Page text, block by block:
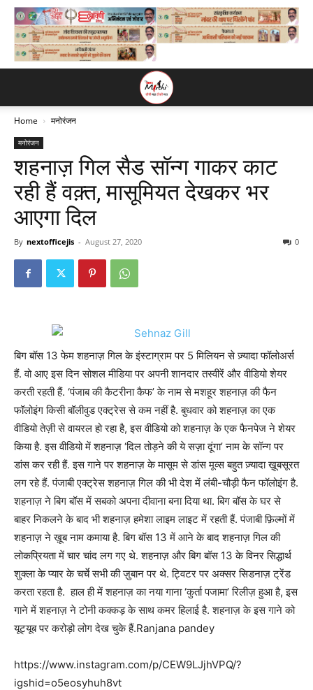
Home मनोरंजन
मनोरंजन
शहनाज़ गिल सैड सॉन्ग गाकर काट
रही हैं वक़्त, मासूमियत देखकर भर
आएगा दिल
By nextofficejis - August 27, 2020 0
बिग बॉस 13 फेम शहनाज़ गिल के इंस्टाग्राम पर 5 मिलियन से ज़्यादा फॉलोअर्स
हैं. वो आए इस दिन सोशल मीडिया पर अपनी शानदार तस्वीरें और वीडियो शेयर
करती रहती हैं. ‘पंजाब की कैटरीना कैफ’ के नाम से मशहूर शहनाज़ की फैन
फॉलोइंग किसी बॉलीवुड एक्ट्रेस से कम नहीं है. बुधवार को शहनाज़ का एक
वीडियो तेज़ी से वायरल हो रहा है, इस वीडियो को शहनाज़ के एक फैनपेज ने शेयर
किया है. इस वीडियो में शहनाज़ ‘दिल तोड़ने की ये सज़ा दूंगा’ नाम के सॉन्ग पर
डांस कर रही हैं. इस गाने पर शहनाज़ के मासूम से डांस मूव्स बहुत ज़्यादा ख़ूबसूरत
लग रहे हैं. पंजाबी एक्ट्रेस शहनाज़ गिल की भी देश में लंबी-चौड़ी फैन फॉलोइंग है.
शहनाज़ ने बिग बॉस में सबको अपना दीवाना बना दिया था. बिग बॉस के घर से
बाहर निकलने के बाद भी शहनाज़ हमेशा लाइम लाइट में रहती हैं. पंजाबी फ़िल्मों में
शहनाज़ ने ख़ूब नाम कमाया है. बिग बॉस 13 में आने के बाद शहनाज़ गिल की
लोकप्रियता में चार चांद लग गए थे. शहनाज़ और बिग बॉस 13 के विनर सिद्धार्थ
शुक्ला के प्यार के चर्चे सभी की ज़ुबान पर थे. ट्विटर पर अक्सर सिडनाज़ ट्रेंड
करता रहता है. हाल ही में शहनाज़ का नया गाना ‘कुर्ता पजामा’ रिलीज़ हुआ है, इस
गाने में शहनाज़ ने टोनी कक्कड़ के साथ कमर हिलाई है. शहनाज़ के इस गाने को
यूट्यूब पर करोड़ो लोग देख चुके हैं.Ranjana pandey
https://www.instagram.com/p/CEW9LJjhVPQ/?
igshid=o5eosyhuh8vt